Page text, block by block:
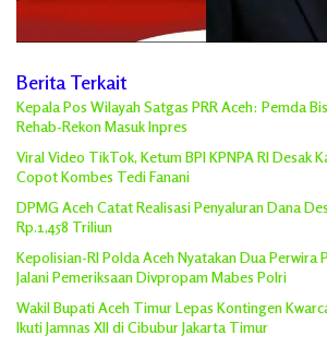
Berita Terkait
Kepala Pos Wilayah Satgas PRR Aceh: Pemda
Rehab-Rekon Masuk Inpres
Viral Video TikTok, Ketum BPI KPNPA RI Desak
Copot Kombes Tedi Fanani
DPMG Aceh Catat Realisasi Penyaluran Dana
Rp.1,458 Triliun
Kepolisian-RI Polda Aceh Nyatakan Dua Perwira
Jalani Pemeriksaan Divpropam Mabes Polri
Wakil Bupati Aceh Timur Lepas Kontingen
Ikuti Jamnas XII di Cibubur Jakarta Timur